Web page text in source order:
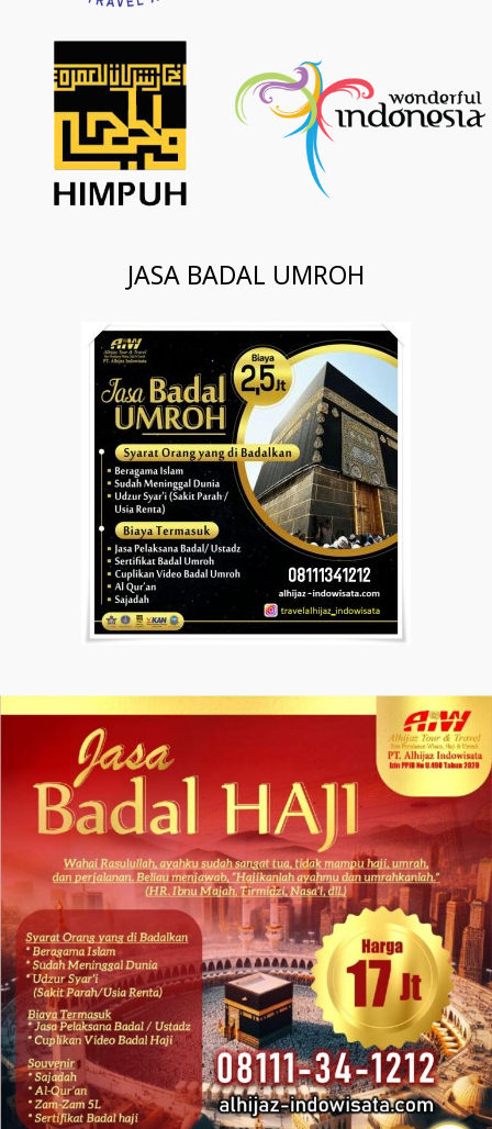
JASA BADAL UMROH